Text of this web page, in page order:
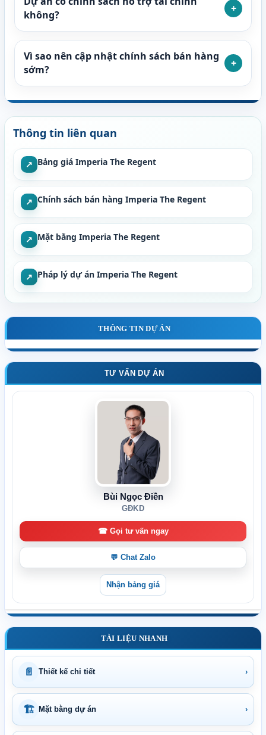
không?
+
Vì sao nên cập nhật chính sách bán hàng
sớm?
+
Thông tin liên quan
↗ Bảng giá Imperia The Regent
↗ Chính sách bán hàng Imperia The Regent
↗ Mặt bằng Imperia The Regent
↗ Pháp lý dự án Imperia The Regent
THÔNG TIN DỰ ÁN
TƯ VẤN DỰ ÁN
Bùi Ngọc Điền
GĐKD
☎ Gọi tư vấn ngay
💬 Chat Zalo
Nhận bảng giá
TÀI LIỆU NHANH
📄 Thiết kế chi tiết ›
🏗 Mặt bằng dự án ›